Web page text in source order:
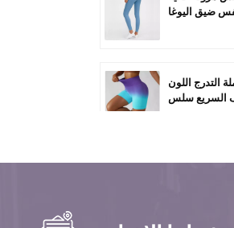
ضيق اليوغا
التدرج اللون
السريع سلس